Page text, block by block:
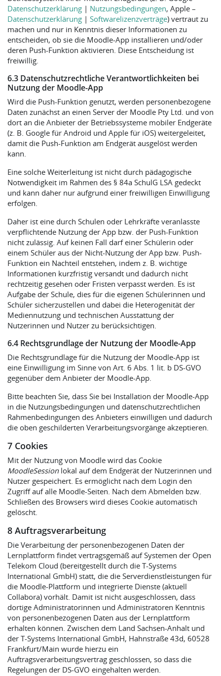
Datenschutzerklärung | Nutzungsbedingungen, Apple –
Datenschutzerklärung | Softwarelizenzverträge) vertraut zu
machen und nur in Kenntnis dieser Informationen zu
entscheiden, ob sie die Moodle-App installieren und/oder
deren Push-Funktion aktivieren. Diese Entscheidung ist
freiwillig.
6.3 Datenschutzrechtliche Verantwortlichkeiten bei
Nutzung der Moodle-App
Wird die Push-Funktion genutzt, werden personenbezogene
Daten zunächst an einen Server der Moodle Pty Ltd. und von
dort an die Anbieter der Betriebssysteme mobiler Endgeräte
(z. B. Google für Android und Apple für iOS) weitergeleitet,
damit die Push-Funktion am Endgerät ausgelöst werden
kann.
Eine solche Weiterleitung ist nicht durch pädagogische
Notwendigkeit im Rahmen des § 84a SchulG LSA gedeckt
und kann daher nur aufgrund einer freiwilligen Einwilligung
erfolgen.
Daher ist eine durch Schulen oder Lehrkräfte veranlasste
verpflichtende Nutzung der App bzw. der Push-Funktion
nicht zulässig. Auf keinen Fall darf einer Schülerin oder
einem Schüler aus der Nicht-Nutzung der App bzw. Push-
Funktion ein Nachteil entstehen, indem z. B. wichtige
Informationen kurzfristig versandt und dadurch nicht
rechtzeitig gesehen oder Fristen verpasst werden. Es ist
Aufgabe der Schule, dies für die eigenen Schülerinnen und
Schüler sicherzustellen und dabei die Heterogenität der
Mediennutzung und technischen Ausstattung der
Nutzerinnen und Nutzer zu berücksichtigen.
6.4 Rechtsgrundlage der Nutzung der Moodle-App
Die Rechtsgrundlage für die Nutzung der Moodle-App ist
eine Einwilligung im Sinne von Art. 6 Abs. 1 lit. b DS-GVO
gegenüber dem Anbieter der Moodle-App.
Bitte beachten Sie, dass Sie bei Installation der Moodle-App
in die Nutzungsbedingungen und datenschutzrechtlichen
Rahmenbedingungen des Anbieters einwilligen und dadurch
die oben geschilderten Verarbeitungsvorgänge akzeptieren.
7 Cookies
Mit der Nutzung von Moodle wird das Cookie
MoodleSessionlokal auf dem Endgerät der Nutzerinnen und
Nutzer gespeichert. Es ermöglicht nach dem Login den
Zugriff auf alle Moodle-Seiten. Nach dem Abmelden bzw.
Schließen des Browsers wird dieses Cookie automatisch
gelöscht.
8 Auftragsverarbeitung
Die Verarbeitung der personenbezogenen Daten der
Lernplattform findet vertragsgemäß auf Systemen der Open
Telekom Cloud (bereitgestellt durch die T-Systems
International GmbH) statt, die die Serverdienstleistungen für
die Moodle-Plattform und integrierte Dienste (aktuell
Collabora) vorhält. Damit ist nicht ausgeschlossen, dass
dortige Administratorinnen und Administratoren Kenntnis
von personenbezogenen Daten aus der Lernplattform
erhalten können. Zwischen dem Land Sachsen-Anhalt und
der T-Systems International GmbH, Hahnstraße 43d, 60528
Frankfurt/Main wurde hierzu ein
Auftragsverarbeitungsvertrag geschlossen, so dass die
Regelungen der DS-GVO eingehalten werden.